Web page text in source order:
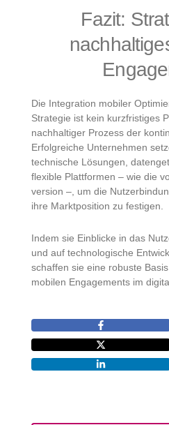
Fazit:
Die Integration mobiler
Strategie ist kein kurzfristiges
nachhaltiger Prozess der
Erfolgreiche Unternehmen
technische Lösungen,
flexible Plattformen – wie die
version –, um die
ihre Marktposition zu festigen.
Indem sie Einblicke in das
und auf technologische
schaffen sie eine robuste
mobilen Engagements im